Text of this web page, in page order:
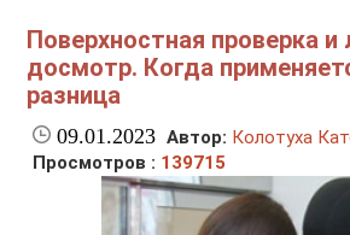
Поверхностная проверка и
досмотр. Когда
разница
09.01.2023 Автор: Колотуха
Просмотров : 139715